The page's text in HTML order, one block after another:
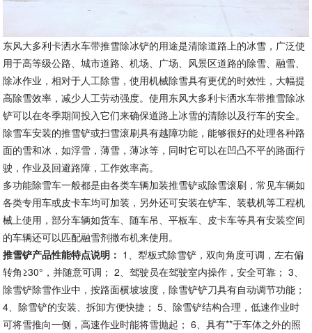
东风大多利卡洒水车带推雪除冰铲的用途是清除道路上的冰雪，广泛使
用于高等级公路、城市道路、机场、广场、风景区道路的除雪、融雪、
除冰作业，相对于人工除雪，使用机械除雪具有更优的时效性，大幅提
高除雪效率，减少人工劳动强度。使用东风大多利卡洒水车带推雪除冰
铲可以在冬季期间投入它们来确保道路上冰雪的清除以及行车的安全。
除雪车安装的推雪铲或扫雪滚刷具有越障功能，能够很好的处理各种路
面的雪和冰，如浮雪，薄雪，薄冰等，同时它可以在凹凸不平的路面行
驶，作业及回避路障，工作效率高。
多功能除雪车一般都是由各类车辆加装推雪铲或除雪滚刷，常见车辆如
各类专用车或皮卡车均可加装，另外还可安装在铲车、装载机等工程机
械上使用，部分车辆如货车、随车吊、平板车、皮卡车等具有安装空间
的车辆还可以匹配融雪剂撒布机来使用。
推雪铲产品性能特点说明： 1、犁板式除雪铲，双向角度可调，左右偏
转角≥30°，并随意可调； 2、驾驶员在驾驶室内操作，安全可靠； 3、
除雪铲除雪作业中，按路面横坡坡度，除雪铲铲刀具有自动调节功能；
4、除雪铲的安装、拆卸方便快捷； 5、除雪铲结构合理，低速作业时
可将雪推向一侧，高速作业时能将雪抛起； 6、具有**于车体之外的照